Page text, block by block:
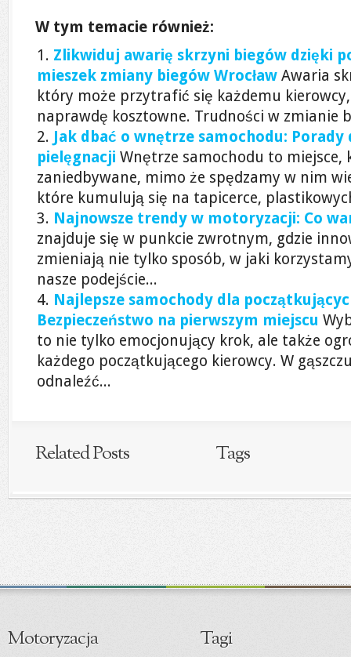
W tym temacie również:
Zlikwiduj awarię skrzyni biegów dzięki
mieszek zmiany biegów Wrocław Awaria
który może przytrafić się każdemu
naprawdę kosztowne. Trudności w zmianie
Jak dbać o wnętrze samochodu: Porady
pielęgnacji Wnętrze samochodu to miejsce,
zaniedbywane, mimo że spędzamy w nim
które kumulują się na tapicerce,
Najnowsze trendy w motoryzacji: Co
znajduje się w punkcie zwrotnym, gdzie
zmieniają nie tylko sposób, w jaki
nasze podejście...
Najlepsze samochody dla
Bezpieczeństwo na pierwszym miejscu
to nie tylko emocjonujący krok, ale także
każdego początkującego kierowcy. W
odnaleźć...
Related Posts Tags
Motoryzacja Tagi